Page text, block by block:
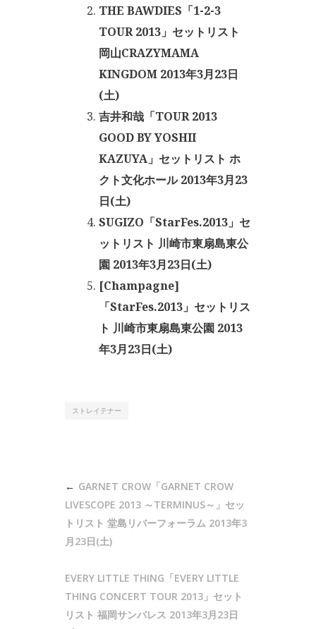
THE BAWDIES「1-2-3
TOUR 2013」セットリスト
岡山CRAZYMAMA
KINGDOM 2013年3月23日
(土)
吉井和哉「TOUR 2013
GOOD BY YOSHII
KAZUYA」セットリスト ホ
クト文化ホール 2013年3月23
日(土)
SUGIZO「StarFes.2013」セ
ットリスト 川崎市東扇島東公
園 2013年3月23日(土)
[Champagne]
「StarFes.2013」セットリス
ト 川崎市東扇島東公園 2013
年3月23日(土)
ストレイテナー
GARNET CROW「GARNET CROW
LIVESCOPE 2013 ～TERMINUS～」セッ
トリスト 堂島リバーフォーラム 2013年3
月23日(土)
EVERY LITTLE THING「EVERY LITTLE
THING CONCERT TOUR 2013」セット
リスト 福岡サンパレス 2013年3月23日